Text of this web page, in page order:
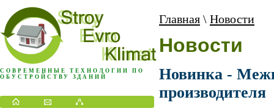
СОВРЕМЕННЫЕ ТЕХНОЛОГИИ ПО
ОБУСТРОЙСТВУ ЗДАНИЙ
Главная \ Новости
Новости
Новинка -
производителя